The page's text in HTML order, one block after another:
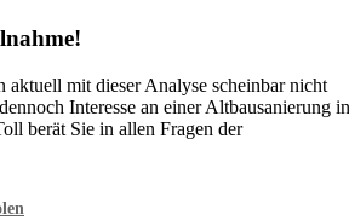
mit dieser Analyse scheinbar nicht
Interesse an einer Altbausanierung in
berät Sie in allen Fragen der